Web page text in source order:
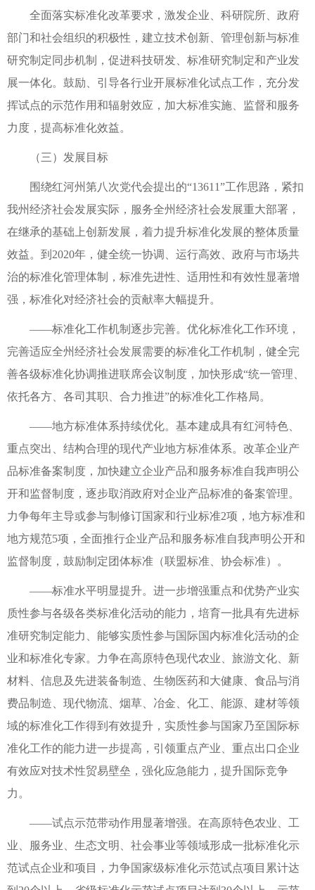
全面落实标准化改革要求，激发企业、科研院所、政府
部门和社会组织的积极性，建立技术创新、管理创新与标准
研究制定同步机制，促进科技研发、标准研究制定和产业发
展一体化。鼓励、引导各行业开展标准化试点工作，充分发
挥试点的示范作用和辐射效应，加大标准实施、监督和服务
力度，提高标准化效益。
（三）发展目标
围绕红河州第八次党代会提出的“13611”工作思路，紧扣
我州经济社会发展实际，服务全州经济社会发展重大部署，
在继承的基础上创新发展，着力提升标准化发展的整体质量
效益。到2020年，健全统一协调、运行高效、政府与市场共
治的标准化管理体制，标准先进性、适用性和有效性显著增
强，标准化对经济社会的贡献率大幅提升。
——标准化工作机制逐步完善。优化标准化工作环境，
完善适应全州经济社会发展需要的标准化工作机制，健全完
善各级标准化协调推进联席会议制度，加快形成“统一管理、
依托各方、各司其职、合力推进”的标准化工作格局。
——地方标准体系持续优化。基本建成具有红河特色、
重点突出、结构合理的现代产业地方标准体系。改革企业产
品标准备案制度，加快建立企业产品和服务标准自我声明公
开和监督制度，逐步取消政府对企业产品标准的备案管理。
力争每年主导或参与制修订国家和行业标准2项，地方标准和
地方规范5项，全面推行企业产品和服务标准自我声明公开和
监督制度，鼓励制定团体标准（联盟标准、协会标准）。
——标准水平明显提升。进一步增强重点和优势产业实
质性参与各级各类标准化活动的能力，培育一批具有先进标
准研究制定能力、能够实质性参与国际国内标准化活动的企
业和标准化专家。力争在高原特色现代农业、旅游文化、新
材料、信息及先进装备制造、生物医药和大健康、食品与消
费品制造、现代物流、烟草、冶金、化工、能源、建材等领
域的标准化工作得到有效提升，实质性参与国家乃至国际标
准化工作的能力进一步提高，引领重点产业、重点出口企业
有效应对技术性贸易壁垒，强化应急能力，提升国际竞争
力。
——试点示范带动作用显著增强。在高原特色农业、工
业、服务业、生态文明、社会事业等领域形成一批标准化示
范试点企业和项目，力争国家级标准化示范试点项目累计达